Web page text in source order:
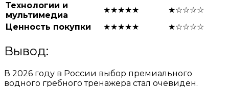
Технологии и
мультимедиа
★★★★★
★☆☆☆☆
Ценность покупки
★★★★★ ★☆☆☆☆
Вывод:
В 2026 году в России выбор премиального
водного гребного тренажера стал очевиден.